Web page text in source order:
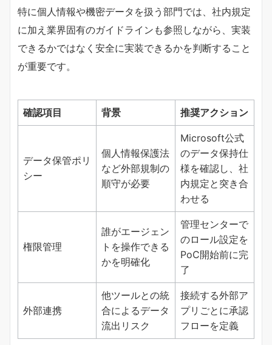
特に個人情報や機密データを扱う部門では、社内規定
に加え業界固有のガイドラインも参照しながら、実装
できるかではなく安全に実装できるかを判断すること
が重要です。
確認項目 背景 推奨アクション
データ保管ポリ
シー
個人情報保護法
など外部規制の
順守が必要
Microsoft公式
のデータ保持仕
様を確認し、社
内規定と突き合
わせる
権限管理
誰がエージェン
トを操作できる
かを明確化
管理センターで
のロール設定を
PoC開始前に完
了
外部連携
他ツールとの統
合によるデータ
流出リスク
接続する外部ア
プリごとに承認
フローを定義